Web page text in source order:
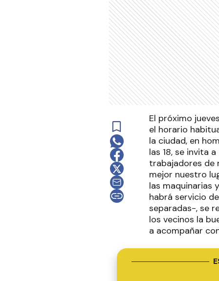
El próximo
el horario
la ciudad, en
las 18, se invita
trabajadores de
mejor nuestro
las maquinarias
habrá servicio
separadas-, se
los vecinos la
a acompañar